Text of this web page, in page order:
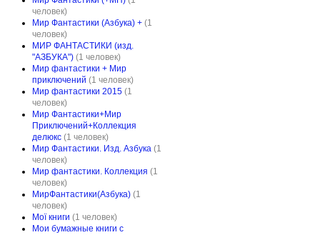
человек)
Мир Фантастики (Азбука) + (1
человек)
МИР ФАНТАСТИКИ (изд.
"АЗБУКА") (1 человек)
Мир фантастики + Мир
приключений (1 человек)
Мир фантастики 2015 (1
человек)
Мир Фантастики+Мир
Приключений+Коллекция
делюкс (1 человек)
Мир Фантастики. Изд. Азбука (1
человек)
Мир фантастики. Коллекция (1
человек)
МирФантастики(Азбука) (1
человек)
Мої книги (1 человек)
Мои бумажные книги с